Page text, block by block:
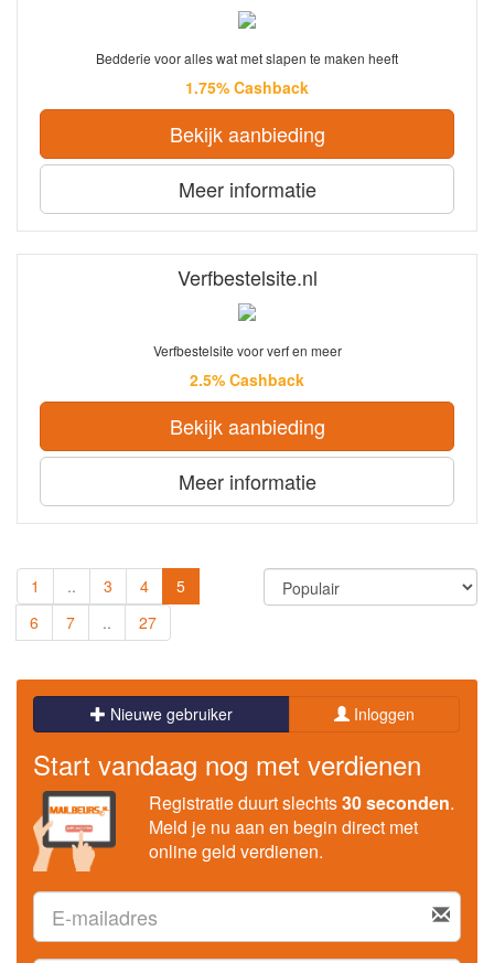
Bedderie voor alles wat met slapen te maken heeft
1.75% Cashback
Bekijk aanbieding
Meer informatie
Verfbestelsite.nl
Verfbestelsite voor verf en meer
2.5% Cashback
Bekijk aanbieding
Meer informatie
1 .. 3 4
5
6
7 .. 27
Nieuwe gebruiker Inloggen
Start vandaag nog met verdienen
Registratie duurt slechts30 seconden.
Meld je nu aan en begin direct met
online geld verdienen.